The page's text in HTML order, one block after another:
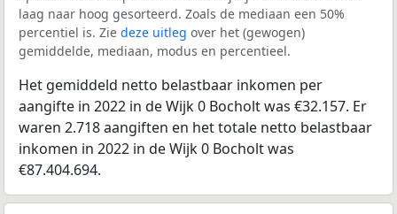
laag naar hoog gesorteerd. Zoals de mediaan een 50%
percentiel is. Zie deze uitleg over het (gewogen)
gemiddelde, mediaan, modus en percentieel.
Het gemiddeld netto belastbaar inkomen per
aangifte in 2022 in de Wijk 0 Bocholt was €32.157. Er
waren 2.718 aangiften en het totale netto belastbaar
inkomen in 2022 in de Wijk 0 Bocholt was
€87.404.694.